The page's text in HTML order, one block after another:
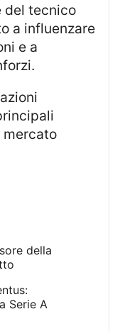
del tecnico
a influenzare
e a